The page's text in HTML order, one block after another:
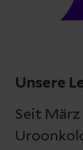
Unsere
Seit März